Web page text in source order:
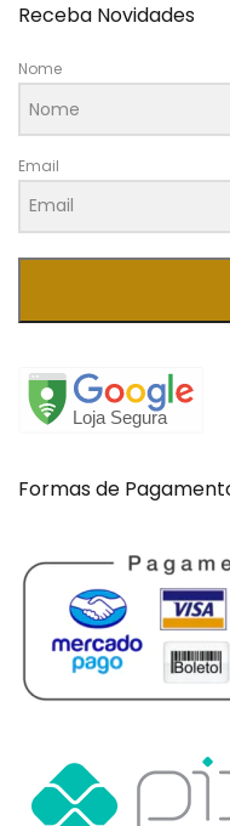
Receba Novidades
Nome
Email
Formas de